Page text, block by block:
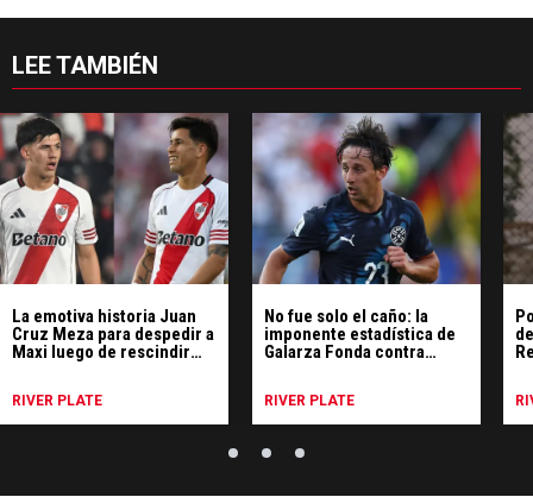
LEE TAMBIÉN
La emotiva historia Juan
Cruz Meza para despedir a
Maxi luego de rescindir
RIVER PLATE
No fue solo el caño: la
imponente estadística de
Galarza Fonda contra
RIVER PLATE